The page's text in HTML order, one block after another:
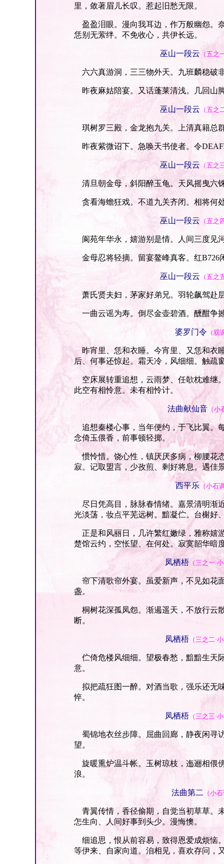
里，敛著眉儿长叹。惹起旧愁无限。
盈盈泪眼。漫向我耳边，作万般幽怨。
恁别无萦绊。不免收心，共伊长远。
巫山一段云 （五之
六六真游洞，三三物外天。九班麟稳破
昨夜麻姑陪宴。又话蓬莱清浅。几回山
巫山一段云 （五之
琪树罗三殿，金龙抱九关。上清真籍总
昨夜紫微诏下。急唤天书使者。令
巫山一段云 （五之
清旦朝金母，斜阳醉玉龟。天风摇曳六
贪看海蟾狂戏。不道九关齐闭。相将何
巫山一段云 （五之
阆苑年华永，嬉游别是情。人间三度见
金母忍将轻摘。留宴鳌峰真客。红B726
巫山一段云 （五之
萧氏贤夫妇，茅家好弟兄。羽轮飙驾赴
一曲云谣为寿。倒尽金壶碧酒。醺酣争
婆罗门令（双
昨宵里、恁和衣睡。今宵里、又恁和衣
后、何事还惊起。霜天冷，风细细。触疏
空床展转重追想，云雨梦、任欹枕难继
此空有相怜意。未有相怜计。
法曲献仙音 （
追想秦楼心事，当年便约，于飞比翼。
念倚玉偎香，前事顿轻掷。
惯怜惜。饶心性，镇厌厌多病，柳腰花
寂。记取盟言，少孜煎、剩好将息。遇佳
西平乐 （小石
尽日凭高目，脉脉春情绪。嘉景清明渐
光淡荡，妆点平芜远树。黯凝伫。台榭好
正是和风丽日，几许繁红嫩绿，雅称嬉
楚馆云约，空怅望、在何处。寂寞韶华暗
凤栖梧（三之一·
帘下清歌帘外宴。虽爱新声，不见如花
盏。
桐树花深孤凤怨。渐遏遥天，不放行云
断。
凤栖梧（三之二·
伫倚危楼风细细。望极春愁，黯黯生天
意。
拟把疏狂图一醉。对酒当歌，强乐还无
悴。
凤栖梧（三之三·
蜀锦地衣丝步障。屈曲回廊，静夜闲寻
望。
旋暖熏炉温斗帐。玉树琼枝，迤逦相偎
浪。
法曲第二 （小
青翼传情，香径偷期，自觉当初草草。
怎生向、人间好事到头少。漫悔懊。
细追思，恨从前容易，致得恩爱成烦恼
等伊来、自家向道。洎相见，喜欢存问，